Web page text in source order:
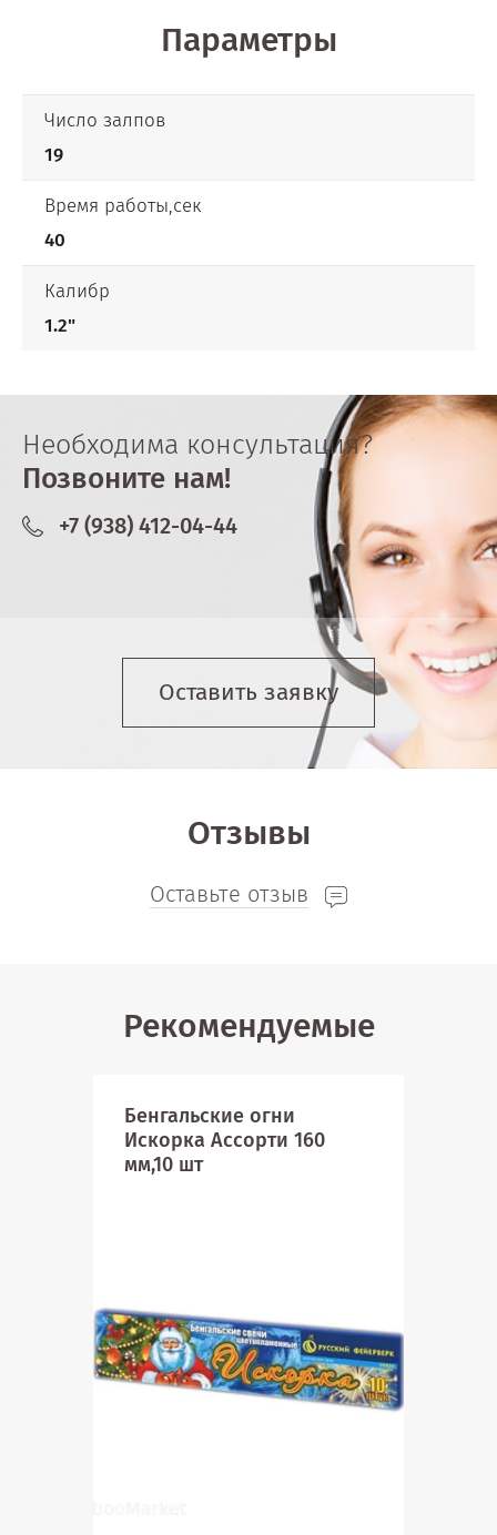
Параметры
Число залпов
19
Время работы,сек
40
Калибр
1.2"
Необходима консультация?
Позвоните нам!
+7 (938) 412-04-44
Оставить заявку
Отзывы
Оставьте отзыв
Рекомендуемые
Бенгальские огни
Искорка Ассорти 160
мм,10 шт